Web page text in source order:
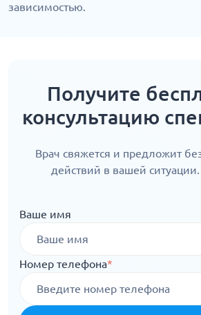
зависимостью.
Получите
консультацию
Врач свяжется и предложит
действий в вашей
Ваше имя
Номер телефона*